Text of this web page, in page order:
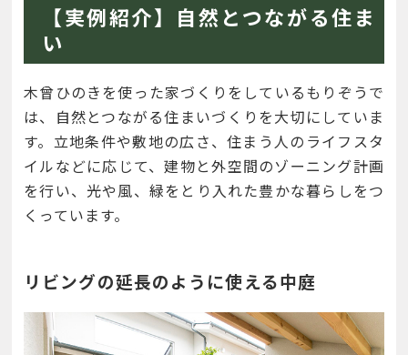
【実例紹介】自然とつながる住ま
い
木曾ひのきを使った家づくりをしているもりぞうで
は、自然とつながる住まいづくりを大切にしていま
す。立地条件や敷地の広さ、住まう人のライフスタ
イルなどに応じて、建物と外空間のゾーニング計画
を行い、光や風、緑をとり入れた豊かな暮らしをつ
くっています。
リビングの延長のように使える中庭